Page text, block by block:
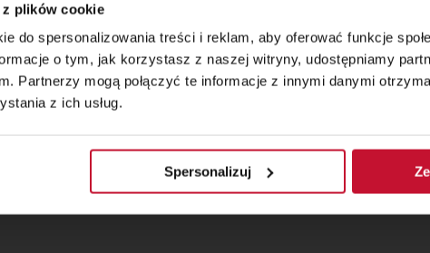
plików cookie
do spersonalizowania treści i reklam, aby oferować funkcje
o tym, jak korzystasz z naszej witryny, udostępniamy
Partnerzy mogą połączyć te informacje z innymi danymi
z ich usług.
Spersonalizuj